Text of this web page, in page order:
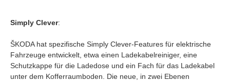
Simply Clever:
ŠKODA hat spezifische Simply Clever-Features für elektrische
Fahrzeuge entwickelt, etwa einen Ladekabelreiniger, eine
Schutzkappe für die Ladedose und ein Fach für das Ladekabel
unter dem Kofferraumboden. Die neue, in zwei Ebenen